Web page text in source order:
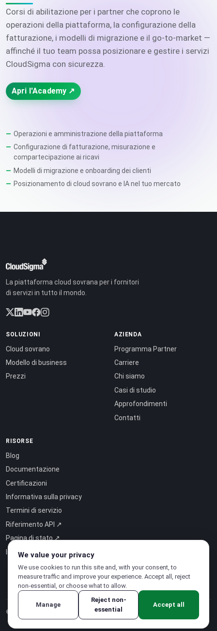
Corsi di abilitazione per i partner che coprono le
operazioni della piattaforma, la configurazione della
fatturazione, i modelli di migrazione e il go-to-market —
affinché il tuo team possa posizionare e gestire i servizi
CloudSigma con sicurezza.
Apri l'Academy ↗
Operazioni e amministrazione della piattaforma
Configurazione di fatturazione, misurazione e
compartecipazione ai ricavi
Modelli di migrazione e onboarding dei clienti
Posizionamento di cloud sovrano e IA nel tuo mercato
La piattaforma cloud sovrana per i fornitori
di servizi in tutto il mondo.
SOLUZIONI
Cloud sovrano
Modello di business
Prezzi
AZIENDA
Programma Partner
Carriere
Chi siamo
Casi di studio
Approfondimenti
Contatti
RISORSE
Blog
Documentazione
Certificazioni
Informativa sulla privacy
Termini di servizio
Riferimento API ↗
Pagina di stato ↗
Intelligenza come servizio ↗
© 2026 CloudSigma Holding AG.Tutti i diritti riservati
We value your privacy
We use cookies to run this site and, with your consent, to
measure traffic and improve your experience. Accept all, reject
non-essential, or choose what to allow.
Manage
Reject non-
essential
Accept all